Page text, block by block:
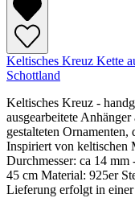
Keltisches Kreuz Kette
Schottland
Keltisches Kreuz -
ausgearbeitete
gestalteten
Inspiriert von keltischen
Durchmesser: ca 14 mm
45 cm Material: 925er
Lieferung erfolgt in